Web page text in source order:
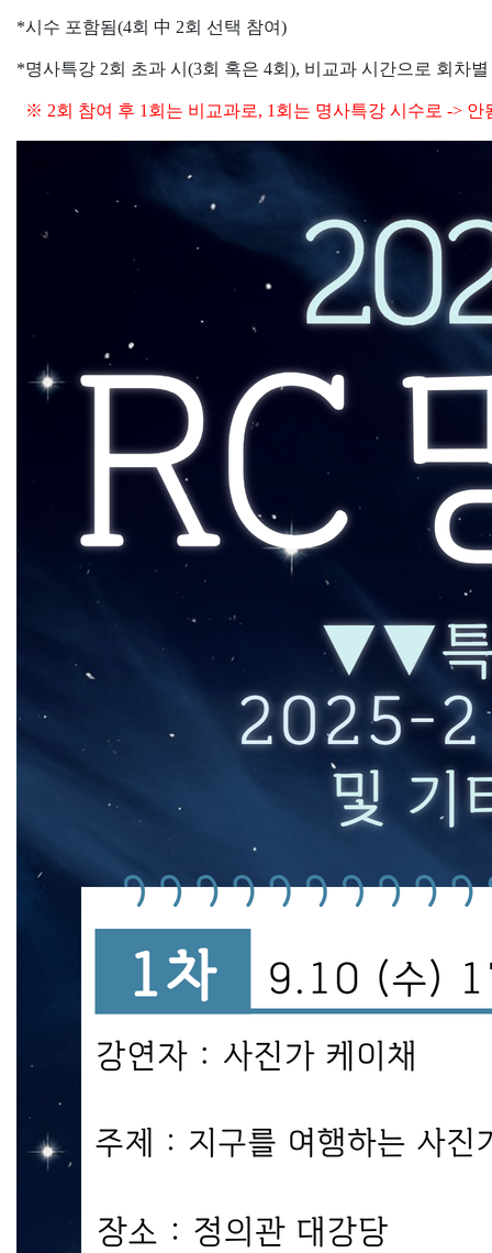
*시수 포함됨(4회 中 2회 선택 참여)
*명사특강 2회 초과 시(3회 혹은 4회), 비교과 시간으로 회차
※ 2회 참여 후 1회는 비교과로, 1회는 명사특강 시수로 -> 안